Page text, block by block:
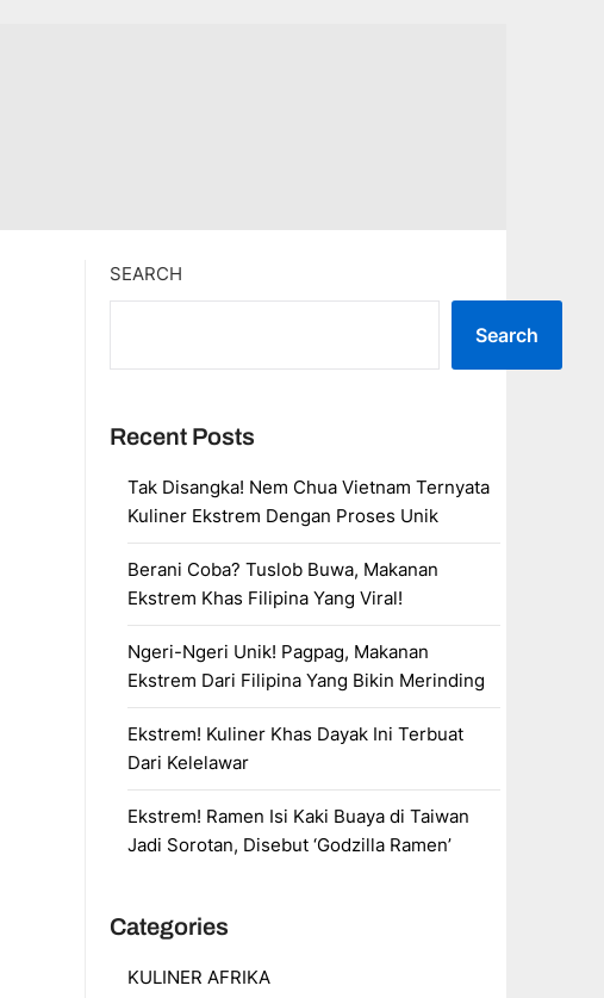
SEARCH
Search
Recent Posts
Tak Disangka! Nem Chua Vietnam Ternyata
Kuliner Ekstrem Dengan Proses Unik
Berani Coba? Tuslob Buwa, Makanan
Ekstrem Khas Filipina Yang Viral!
Ngeri-Ngeri Unik! Pagpag, Makanan
Ekstrem Dari Filipina Yang Bikin Merinding
Ekstrem! Kuliner Khas Dayak Ini Terbuat
Dari Kelelawar
Ekstrem! Ramen Isi Kaki Buaya di Taiwan
Jadi Sorotan, Disebut ‘Godzilla Ramen’
Categories
KULINER AFRIKA